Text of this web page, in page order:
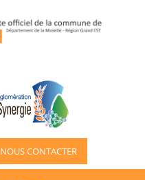
NOUS CONTACTER